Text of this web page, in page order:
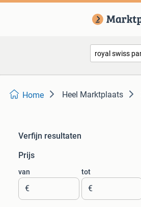
Home Heel Marktplaats
Verfijn resultaten
Prijs
van
€
tot
€